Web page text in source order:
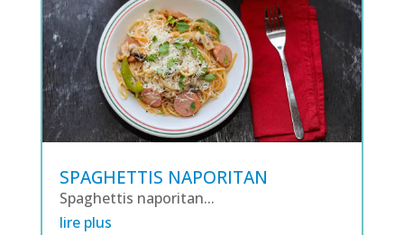
SPAGHETTIS NAPORITAN
Spaghettis naporitan...
lire plus